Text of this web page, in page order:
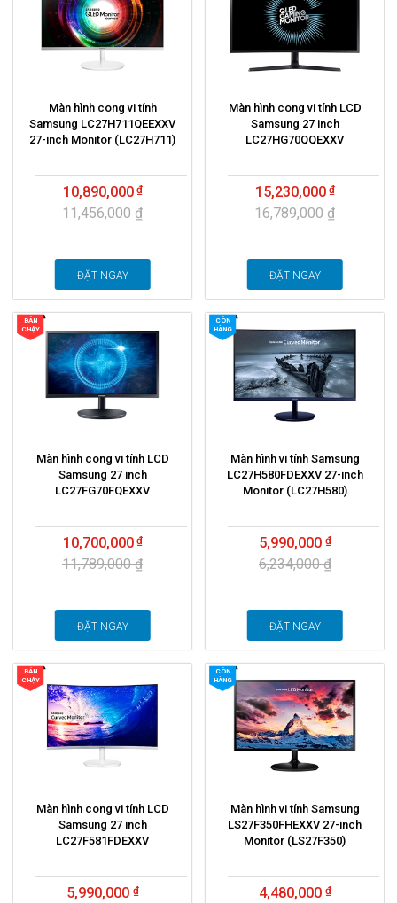
Màn hình cong vi tính
Samsung LC27H711QEEXXV
27-inch Monitor (LC27H711)
10,890,000
11,456,000 ₫
ĐẶT NGAY
Màn hình cong vi tính LCD
Samsung 27 inch
LC27HG70QQEXXV
15,230,000
16,789,000 ₫
ĐẶT NGAY
BÁN
CHẠY
Màn hình cong vi tính LCD
Samsung 27 inch
LC27FG70FQEXXV
10,700,000
11,789,000 ₫
ĐẶT NGAY
CÒN
HÀNG
Màn hình vi tính Samsung
LC27H580FDEXXV 27-inch
Monitor (LC27H580)
5,990,000
6,234,000 ₫
ĐẶT NGAY
BÁN
CHẠY
Màn hình cong vi tính LCD
Samsung 27 inch
LC27F581FDEXXV
5,990,000
CÒN
HÀNG
Màn hình vi tính Samsung
LS27F350FHEXXV 27-inch
Monitor (LS27F350)
4,480,000